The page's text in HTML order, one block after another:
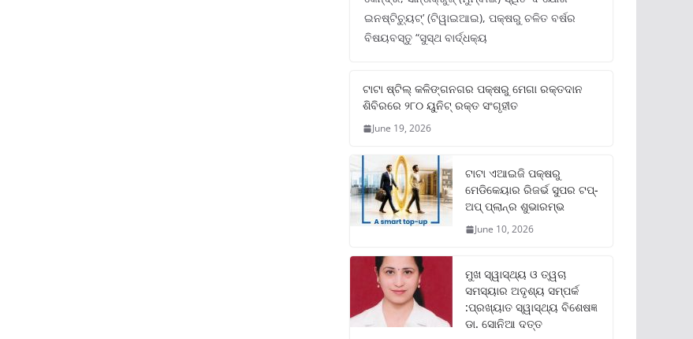
ଇନଷ୍ଟିଚ୍ୟୁଟ୍‌’ (ଟିୱାଇଆଇ), ପକ୍ଷରୁ ଚଳିତ ବର୍ଷର
ବିଷୟବସ୍ତୁ “ସୁସ୍ଥ ବାର୍ଦ୍ଧକ୍ୟ
ଟାଟା ଷ୍ଟିଲ୍‌ କଳିଙ୍ଗନଗର ପକ୍ଷରୁ ମେଗା ରକ୍ତଦାନ
ଶିବିରରେ ୨୮୦ ୟୁନିଟ୍‌ ରକ୍ତ ସଂଗୃହୀତ
June 19, 2026
ଟାଟା ଏଆଇଜି ପକ୍ଷରୁ
ମେଡିକେୟାର ରିଜର୍ଭ ସୁପର ଟପ୍‌-
ଅପ୍ ପ୍ଲାନ୍‌ର ଶୁଭାରମ୍ଭ
June 10, 2026
ମୁଖ ସ୍ୱାସ୍ଥ୍ୟ ଓ ତ୍ୱଚା
ସମସ୍ୟାର ଅଦୃଶ୍ୟ ସମ୍ପର୍କ
:ପ୍ରଖ୍ୟାତ ସ୍ୱାସ୍ଥ୍ୟ ବିଶେଷଜ୍ଞ
ଡା. ସୋନିଆ ଦତ୍ତ